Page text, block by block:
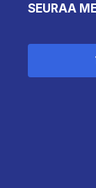
SEURAA